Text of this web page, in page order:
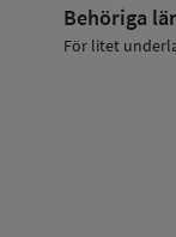
Behöriga
För litet